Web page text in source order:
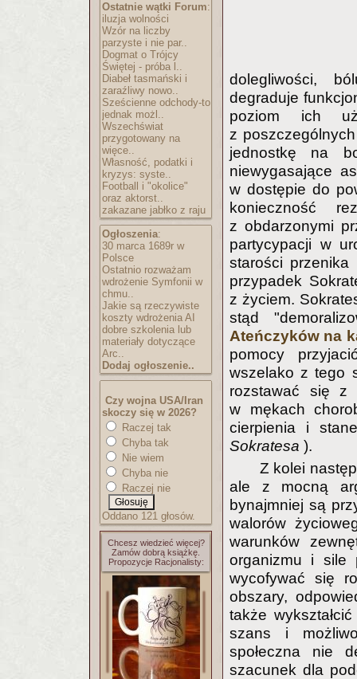
Ostatnie wątki Forum:
iluzja wolności
Wzór na liczby
parzyste i nie par..
Dogmat o Trójcy
Świętej - próba l..
Diabeł tasmański i
zaraźliwy nowo..
Sześcienne odchody-to
jednak możl..
Wszechświat
przygotowany na
więce..
Własność, podatki i
kryzys: syste..
Football i "okolice"
oraz aktorst..
zakazane jabłko z raju
Ogłoszenia:
30 marca 1689r w
Polsce
Ostatnio rozważam
wdrożenie Symfonii w
chmu..
Jakie są rzeczywiste
koszty wdrożenia AI
dobre szkolenia lub
materiały dotyczące
Arc..
Dodaj ogłoszenie..
Czy wojna USA/Iran
skoczy się w 2026?
Raczej tak
Chyba tak
Nie wiem
Chyba nie
Raczej nie
Oddano 121 głosów.
Chcesz wiedzieć więcej?
Zamów dobrą książkę.
Propozycje Racjonalisty:
dolegliwości,
degraduje
poziom ich
z
jednostkę na
niewygasające
w dostępie do
konieczność
z obdarzonymi
partycypacji w
starości przenika
przypadek
z życiem.
stąd
Ateńczyków na
pomocy
wszelako z tego
rozstawać się z
w mękach
cierpienia i
Sokratesa ).
Z kolei
ale z mocną
bynajmniej są
walorów
warunków
organizmu i sile
wycofywać się
obszary,
także
szans i
społeczna nie
szacunek dla